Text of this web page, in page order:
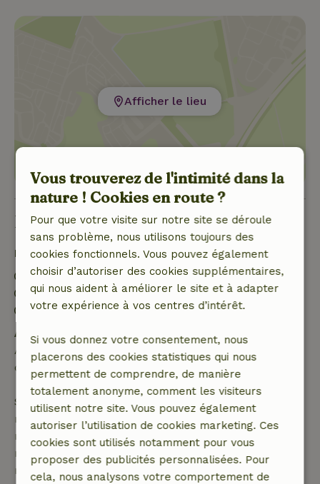
Afficher le lieu
Bon à savoir
Détails du séjour
Arrivée: 15:00- 23:00
Départ: 07:00- 10:00
Séjour sans contact possible
Annulation gratuite dans les 24 heures
Annulation gratuite dans les 24 heures suivant la
confirmation de ta réservation.
Si tu annules dans le délai indiqué, tu as droit à un
remboursement intégral du montant de la
réservation. Passé ce délai, tu recevras un
remboursement partiel du coût du voyage et un
remboursement à 100 % de l'acompte :
Vous trouverez de l'intimité dans la
nature ! Cookies en route ?
Pour que votre visite sur notre site se déroule
sans problème, nous utilisons toujours des
cookies fonctionnels. Vous pouvez également
choisir d’autoriser des cookies supplémentaires,
qui nous aident à améliorer le site et à adapter
votre expérience à vos centres d’intérêt.
Si vous donnez votre consentement, nous
placerons des cookies statistiques qui nous
permettent de comprendre, de manière
totalement anonyme, comment les visiteurs
utilisent notre site. Vous pouvez également
autoriser l’utilisation de cookies marketing. Ces
cookies sont utilisés notamment pour vous
proposer des publicités personnalisées. Pour
cela, nous analysons votre comportement de